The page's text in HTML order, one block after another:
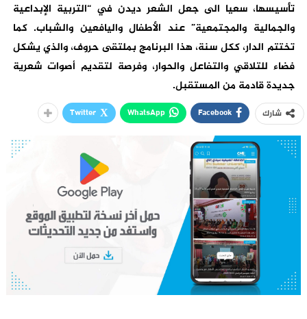
تأسيسها، سعيا الى جعل الشعر ديدن في “التربية الإبداعية
والجمالية والمجتمعية” عند الأطفال واليافعين والشباب. كما
تختتم الدار، ككل سنة، هذا البرنامج بملتقى حروف، والذي يشكل
فضاء للتلاقي والتفاعل والحوار، وفرصة لتقديم أصوات شعرية
جديدة قادمة من المستقبل.
شارك Facebook
WhatsApp
Twitter